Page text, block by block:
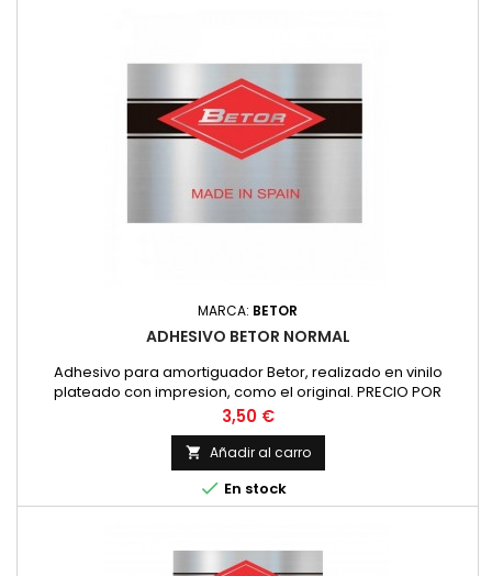
MARCA: BETOR
ADHESIVO BETOR NORMAL
Adhesivo para amortiguador Betor, realizado en vinilo
plateado con impresion, como el original. PRECIO POR
UNIDAD
Precio
3,50 €
 Añadir al carro
 En stock